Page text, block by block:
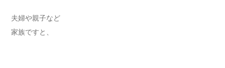
夫婦や親子など
家族ですと、